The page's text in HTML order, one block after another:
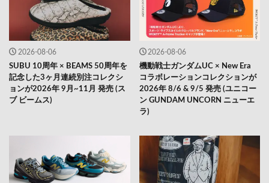
2026-08-06
SUBU 10周年 × BEAMS 50周年を
記念した3ヶ月連続別注コレクシ
ョンが2026年 9月~11月 発売 (ス
ブ ビームス)
2026-08-06
機動戦士ガンダムUC × New Era
コラボレーションコレクションが
2026年 8/6 & 9/5 発売 (ユニコー
ン GUNDAM UNCORN ニューエ
ラ)